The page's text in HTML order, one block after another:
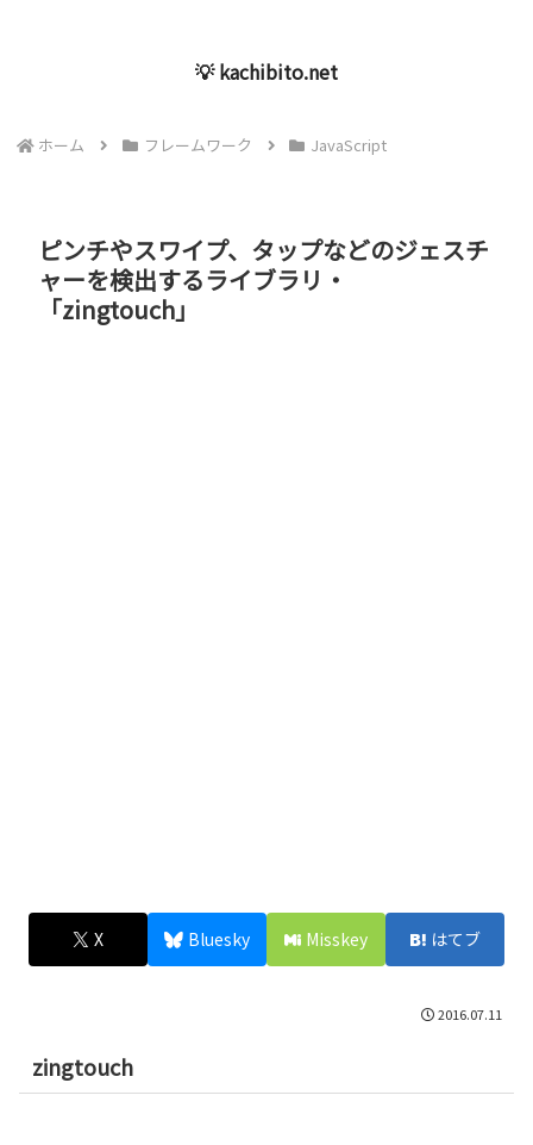
💡 kachibito.net
ホーム フレームワーク JavaScript
ピンチやスワイプ、タップなどのジェスチ
ャーを検出するライブラリ・
「zingtouch」
X Bluesky Misskey はてブ
2016.07.11
zingtouch